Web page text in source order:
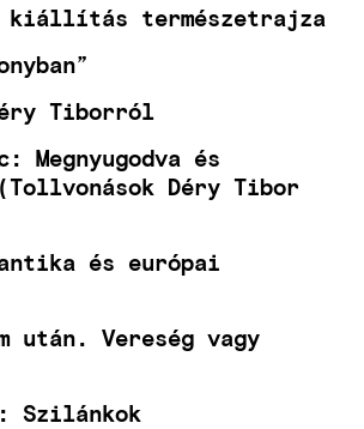
kiállítás természetrajza
Tiborról
Megnyugodva és
Déry Tibor
és európai
után. Vereség vagy
Szilánkok